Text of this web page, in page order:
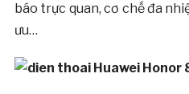
báo trực quan, cơ chế đa
ưu…